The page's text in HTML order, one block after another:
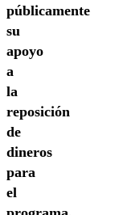
públicamente
su
apoyo
a
la
reposición
de
dineros
para
el